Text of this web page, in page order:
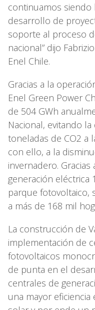
continuamos
desarrollo de
soporte al proceso
nacional” dijo
Enel Chile.
Gracias a la
Enel Green Power
de 504 GWh
Nacional, evitando
toneladas de CO2 a
con ello, a la
invernadero.
generación eléctrica
parque fotovoltaico,
a más de 168 mil
La construcción de
implementación de
fotovoltaicos
de punta en el
centrales de
una mayor